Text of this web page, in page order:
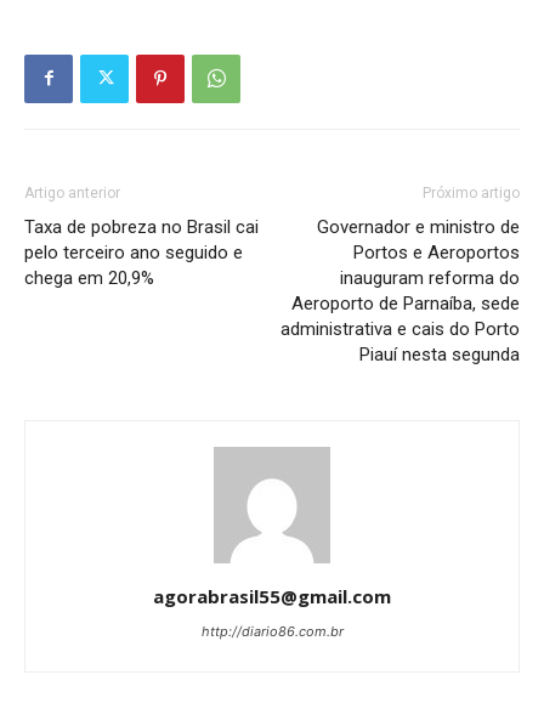
Artigo anterior
Taxa de pobreza no Brasil cai
pelo terceiro ano seguido e
chega em 20,9%
Próximo artigo
Governador e ministro de
Portos e Aeroportos
inauguram reforma do
Aeroporto de Parnaíba, sede
administrativa e cais do Porto
Piauí nesta segunda
agorabrasil55@gmail.com
http://diario86.com.br